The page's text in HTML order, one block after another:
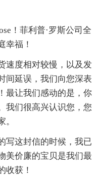
！菲利普·罗斯公司全
幸福！
速度相对较慢，以及发
间延误，我们向您深表
最让我们感动的是，你
我们很高兴认识您，您
写这封信的时候，我已
美价廉的宝贝是我们最
收获！